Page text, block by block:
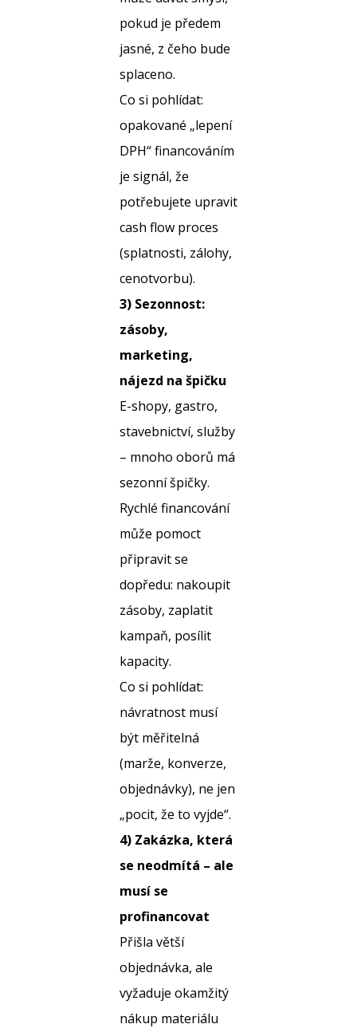
pokud je předem
jasné, z čeho bude
splaceno.
Co si pohlídat:
opakované „lepení
DPH“ financováním
je signál, že
potřebujete upravit
cash flow proces
(splatnosti, zálohy,
cenotvorbu).
3) Sezonnost:
zásoby,
marketing,
nájezd na špičku
E-shopy, gastro,
stavebnictví, služby
– mnoho oborů má
sezonní špičky.
Rychlé financování
může pomoct
připravit se
dopředu: nakoupit
zásoby, zaplatit
kampaň, posílit
kapacity.
Co si pohlídat:
návratnost musí
být měřitelná
(marže, konverze,
objednávky), ne jen
„pocit, že to vyjde“.
4) Zakázka, která
se neodmítá – ale
musí se
profinancovat
Přišla větší
objednávka, ale
vyžaduje okamžitý
nákup materiálu